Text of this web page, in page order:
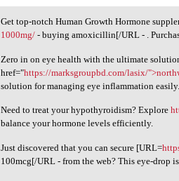
Get top-notch Human Growth
Get top-notch Human Growth Hormone
1000mg/ - buying amoxicillin[/URL - .
Zero in on eye health with the ultimate
href="https://marksgroupbd.com/lasix/
solution for managing eye inflammation easily.
Need to treat your hypothyroidism? Explore
balance your hormone levels efficiently.
Just discovered that you can secure [URL=
100mcg[/URL - from the web? This eye-drop